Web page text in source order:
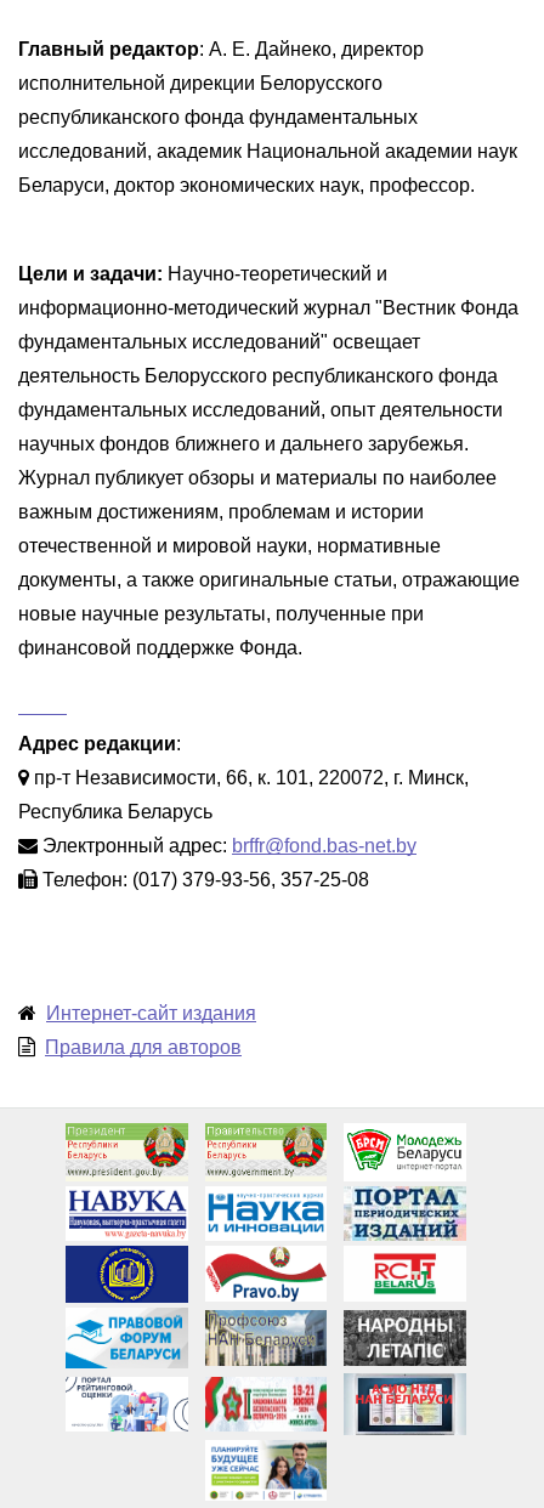
Главный редактор: А. Е. Дайнеко, директор
исполнительной дирекции Белорусского
республиканского фонда фундаментальных
исследований, академик Национальной академии наук
Беларуси, доктор экономических наук, профессор.
Цели и задачи: Научно-теоретический и
информационно-методический журнал "Вестник Фонда
фундаментальных исследований" освещает
деятельность Белорусского республиканского фонда
фундаментальных исследований, опыт деятельности
научных фондов ближнего и дальнего зарубежья.
Журнал публикует обзоры и материалы по наиболее
важным достижениям, проблемам и истории
отечественной и мировой науки, нормативные
документы, а также оригинальные статьи, отражающие
новые научные результаты, полученные при
финансовой поддержке Фонда.
Адрес редакции:
пр-т Независимости, 66, к. 101, 220072, г. Минск,
Республика Беларусь
Электронный адрес: brffr@fond.bas-net.by
Телефон: (017) 379-93-56, 357-25-08
Интернет-сайт издания
Правила для авторов